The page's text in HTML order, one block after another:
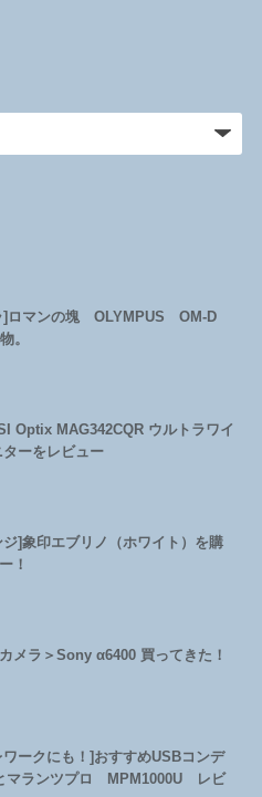
]ロマンの塊 OLYMPUS OM-D
。
Optix MAG342CQR ウルトラワイ
ターをレビュー
]象印エブリノ（ホワイト）を購
！
メラ＞Sony α6400 買ってきた！
ークにも！]おすすめUSBコンデ
マランツプロ MPM1000U レビ